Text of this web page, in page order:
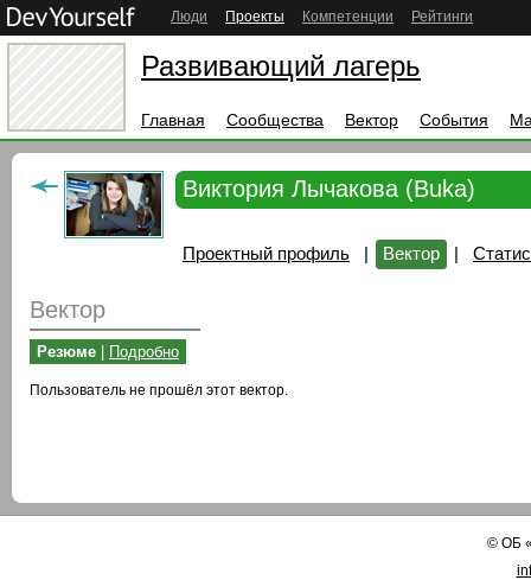
Люди Проекты Компетенции Рейтинги
Развивающий лагерь
Главная Сообщества Вектор События
Виктория Лычакова (Buka)
Проектный профиль | Вектор |
Вектор
Резюме Подробно
Пользователь не прошёл этот вектор.
©ОБ